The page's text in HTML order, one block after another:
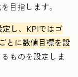
目指します。
し、KPIではゴ
とに数値目標を設
ものを設定しま